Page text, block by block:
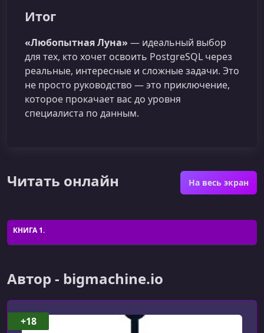
Итог
«Любопытная Луна» — идеальный выбор
для тех, кто хочет освоить PostgreSQL через
реальные, интересные и сложные задачи. Это
не просто руководство — это приключение,
которое прокачает вас до уровня
специалиста по данным.
Читать онлайн На весь экран
КНИГА 1.
Автор - bigmachine.io
+18